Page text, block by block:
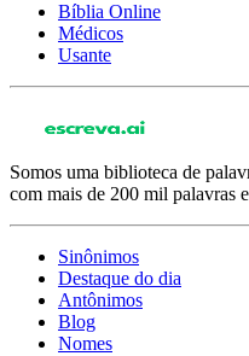
Bíblia Online
Médicos
Usante
Somos uma biblioteca de
com mais de 200 mil palavras
Sinônimos
Destaque do dia
Antônimos
Blog
Nomes